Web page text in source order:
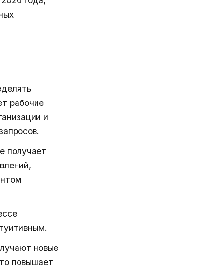
рабочие
и
получает
новые
повышает